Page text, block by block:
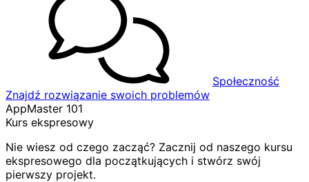
Społeczność
Znajdź rozwiązanie swoich problemów
AppMaster 101
Kurs ekspresowy
Nie wiesz od czego zacząć? Zacznij od naszego kursu
ekspresowego dla początkujących i stwórz swój
pierwszy projekt.